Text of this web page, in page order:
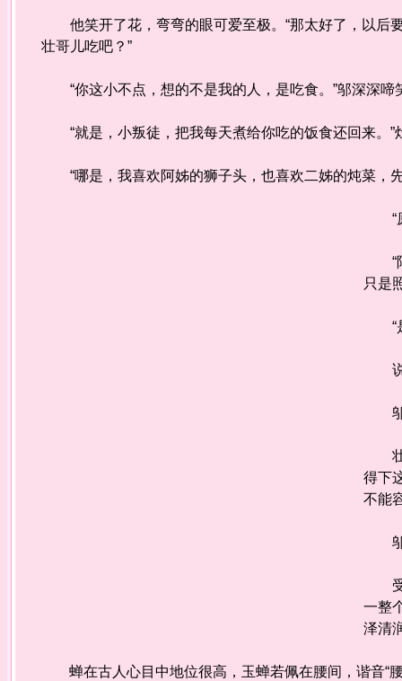
他笑开了花，弯弯的眼可爱至极。“那太好了，以后
壮哥儿吃吧？”
“你这小不点，想的不是我的人，是吃食。”邬深深啼
“就是，小叛徒，把我每天煮给你吃的饭食还回来。”
“哪是，我喜欢阿姊的狮子头，也喜欢二姊的炖菜，
“原
“阿
只是
“是
说
邬
壮
得下
不能
邬
受
一整
泽清
蝉在古人心目中地位很高，玉蝉若佩在腰间，谐音“腰